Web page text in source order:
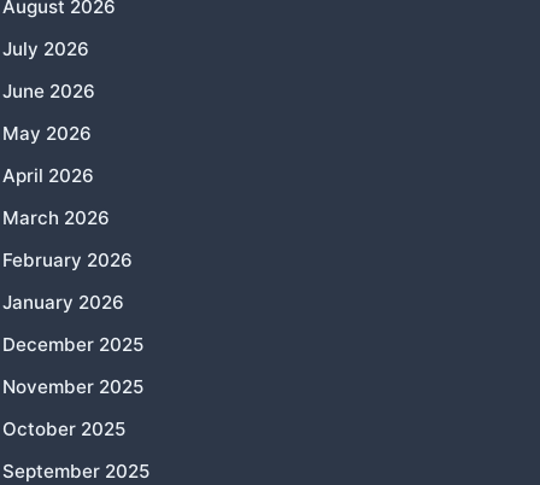
August 2026
July 2026
June 2026
May 2026
April 2026
March 2026
February 2026
January 2026
December 2025
November 2025
October 2025
September 2025